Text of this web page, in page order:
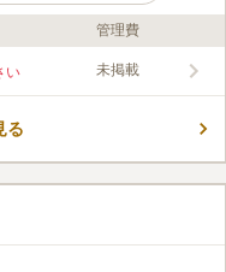
宗の寺院です。 こちらの
れても清潔感があって気持ち
管理費
い 未掲載
る